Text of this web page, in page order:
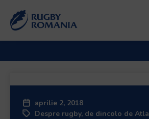
in
aprilie 2, 2018
Despre rugby, de dincolo de